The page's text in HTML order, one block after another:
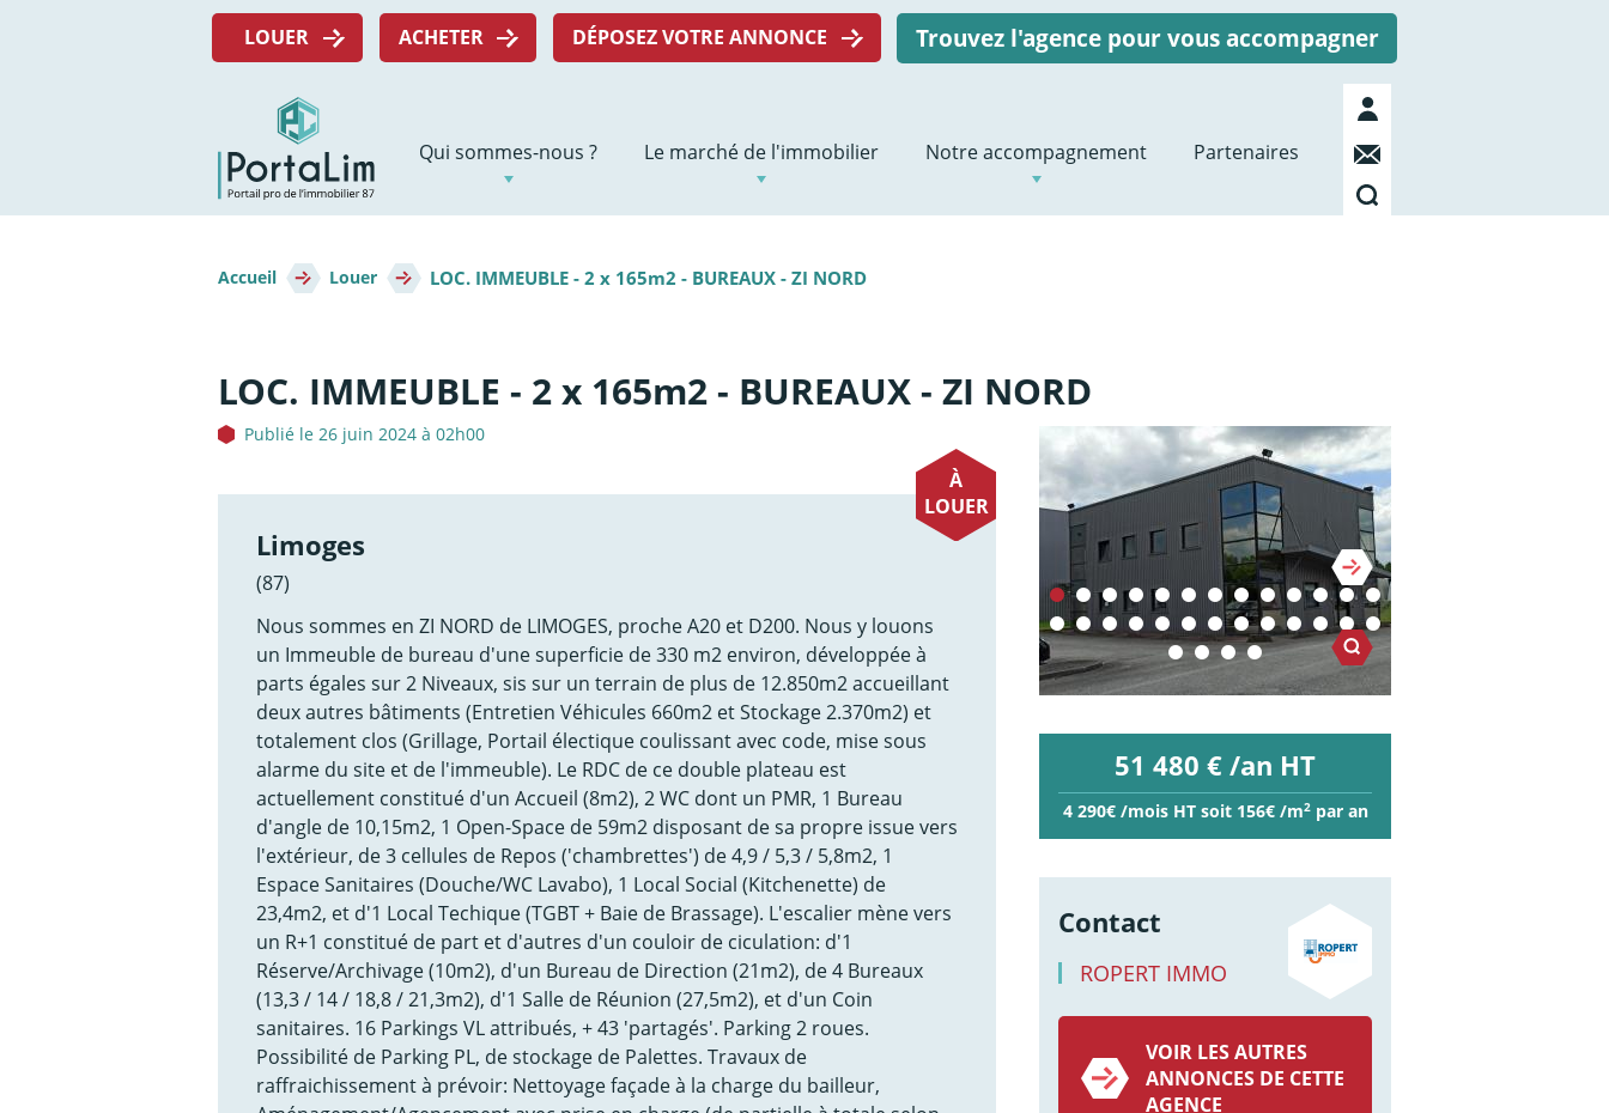
Menu
LOUER ACHETER DÉPOSEZ VOTRE ANNONCE Trouvez l'agence pour vous accompagner
Navigation
principale
Qui sommes-nous ? Le marché de l'immobilier Notre accompagnement Partenaires
Mon
compte
Contact
Recherche
d'Ariane
Accueil Louer LOC. IMMEUBLE - 2 x 165m2 - BUREAUX - ZI NORD
LOC. IMMEUBLE - 2 x 165m2 - BUREAUX - ZI NORD
Publié le 26 juin 2024 à 02h00
À
LOUER
Limoges
(87)
Nous sommes en ZI NORD de LIMOGES, proche A20 et D200. Nous y louons
un Immeuble de bureau d'une superficie de 330 m2 environ, développée à
parts égales sur 2 Niveaux, sis sur un terrain de plus de 12.850m2 accueillant
deux autres bâtiments (Entretien Véhicules 660m2 et Stockage 2.370m2) et
totalement clos (Grillage, Portail électique coulissant avec code, mise sous
alarme du site et de l'immeuble). Le RDC de ce double plateau est
actuellement constitué d'un Accueil (8m2), 2 WC dont un PMR, 1 Bureau
d'angle de 10,15m2, 1 Open-Space de 59m2 disposant de sa propre issue vers
l'extérieur, de 3 cellules de Repos ('chambrettes') de 4,9 / 5,3 / 5,8m2, 1
Espace Sanitaires (Douche/WC Lavabo), 1 Local Social (Kitchenette) de
23,4m2, et d'1 Local Techique (TGBT + Baie de Brassage). L'escalier mène vers
un R+1 constitué de part et d'autres d'un couloir de ciculation: d'1
Réserve/Archivage (10m2), d'un Bureau de Direction (21m2), de 4 Bureaux
(13,3 / 14 / 18,8 / 21,3m2), d'1 Salle de Réunion (27,5m2), et d'un Coin
sanitaires. 16 Parkings VL attribués, + 43 'partagés'. Parking 2 roues.
Possibilité de Parking PL, de stockage de Palettes. Travaux de
raffraichissement à prévoir: Nettoyage façade à la charge du bailleur,
51 480 € /an HT
4 290€ /mois HT soit 156€ /m2par an
Contact
ROPERT IMMO
VOIR LES AUTRES
ANNONCES DE CETTE
AGENCE